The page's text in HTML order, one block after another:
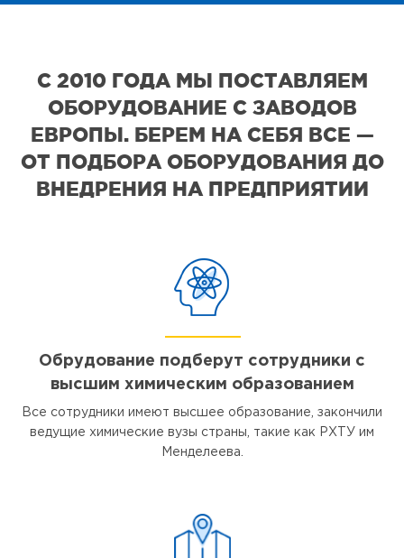
С 2010 ГОДА МЫ ПОСТАВЛЯЕМ
ОБОРУДОВАНИЕ С ЗАВОДОВ
ЕВРОПЫ. БЕРЕМ НА СЕБЯ ВСЕ —
ОТ ПОДБОРА ОБОРУДОВАНИЯ ДО
ВНЕДРЕНИЯ НА ПРЕДПРИЯТИИ
Обрудование подберут сотрудники с
высшим химическим образованием
Все сотрудники имеют высшее образование, закончили
ведущие химические вузы страны, такие как РХТУ им
Менделеева.